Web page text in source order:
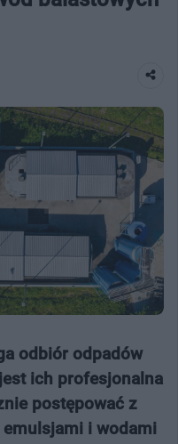
odbiór odpadów
ich profesjonalna
postępować z
emulsjami i wodami